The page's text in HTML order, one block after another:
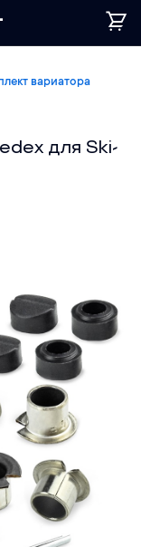
вариатора
для Ski-